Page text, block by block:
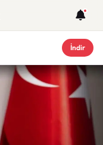
İndir